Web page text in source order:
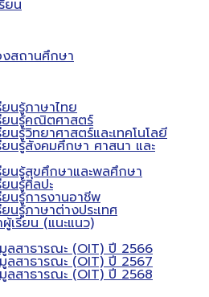
ยน
สถานศึกษา
ยนรู้ภาษาไทย
ยนรู้คณิตศาสตร์
นรู้วิทยาศาสตร์และเทคโนโลยี
ยนรู้สังคมศึกษา ศาสนา และ
ยนรู้สุขศึกษาและพลศึกษา
นรู้ศิลปะ
ยนรู้การงานอาชีพ
นรู้ภาษาต่างประเทศ
รียน (แนะแนว)
ลสาธารณะ (OIT) ปี 2566
ลสาธารณะ (OIT) ปี 2567
ลสาธารณะ (OIT) ปี 2568